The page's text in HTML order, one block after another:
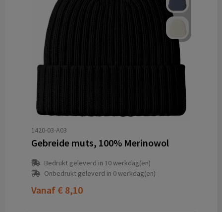
1420-03-A03
Gebreide muts, 100% Merinowol
Bedrukt geleverd in 10 werkdag(en)
Onbedrukt geleverd in 0 werkdag(en)
Vanaf € 8,10